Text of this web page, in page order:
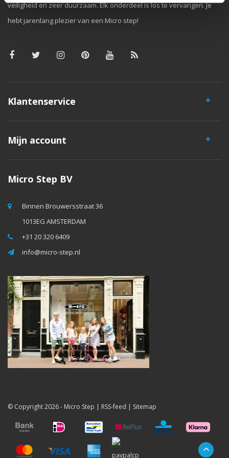
veiligheid en zeer duurzaam. Elk onderdeel is los te vervangen. Je
hebt jarenlang plezier van een Micro step!
Klantenservice
Mijn account
Micro Step BV
Binnen Brouwersstraat 36
1013EG AMSTERDAM
+31 20 320 6409
info@micro-step.nl
© Copyright 2026 - Micro Step | RSS-feed | Sitemap